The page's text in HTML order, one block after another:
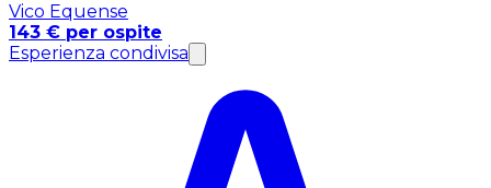
Vico Equense
143 € per ospite
Esperienza condivisa